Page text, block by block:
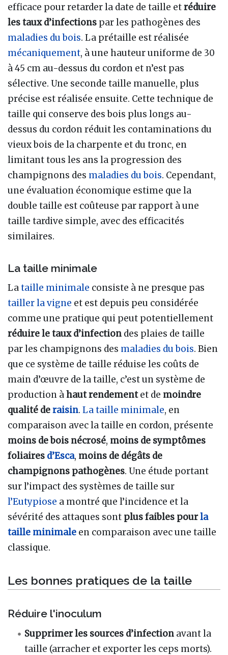
efficace pour retarder la date de taille etréduire
les taux d’infections par les pathogènes des
maladies du bois. La prétaille est réalisée
mécaniquement, à une hauteur uniforme de 30
à 45 cm au-dessus du cordon et n’est pas
sélective. Une seconde taille manuelle, plus
précise est réalisée ensuite. Cette technique de
taille qui conserve des bois plus longs au-
dessus du cordon réduit les contaminations du
vieux bois de la charpente et du tronc, en
limitant tous les ans la progression des
champignons des maladies du bois. Cependant,
une évaluation économique estime que la
double taille est coûteuse par rapport à une
taille tardive simple, avec des efficacités
similaires.
La taille minimale
Lataille minimale consiste à ne presque pas
tailler la vigne et est depuis peu considérée
comme une pratique qui peut potentiellement
réduire le taux d’infection des plaies de taille
par les champignons des maladies du bois. Bien
que ce système de taille réduise les coûts de
main d’œuvre de la taille, c’est un système de
production àhaut rendementet de moindre
qualité deraisin. La taille minimale, en
comparaison avec la taille en cordon, présente
moins de bois nécrosé, moins de symptômes
foliaires d’Esca, moins de dégâts de
champignons pathogènes. Une étude portant
sur l’impact des systèmes de taille sur
l’Eutypiose a montré que l’incidence et la
sévérité des attaques sont plus faibles pourla
taille minimale en comparaison avec une taille
classique.
Les bonnes pratiques de la taille
Réduire l'inoculum
Supprimer les sources d’infection avant la
taille (arracher et exporter les ceps morts).